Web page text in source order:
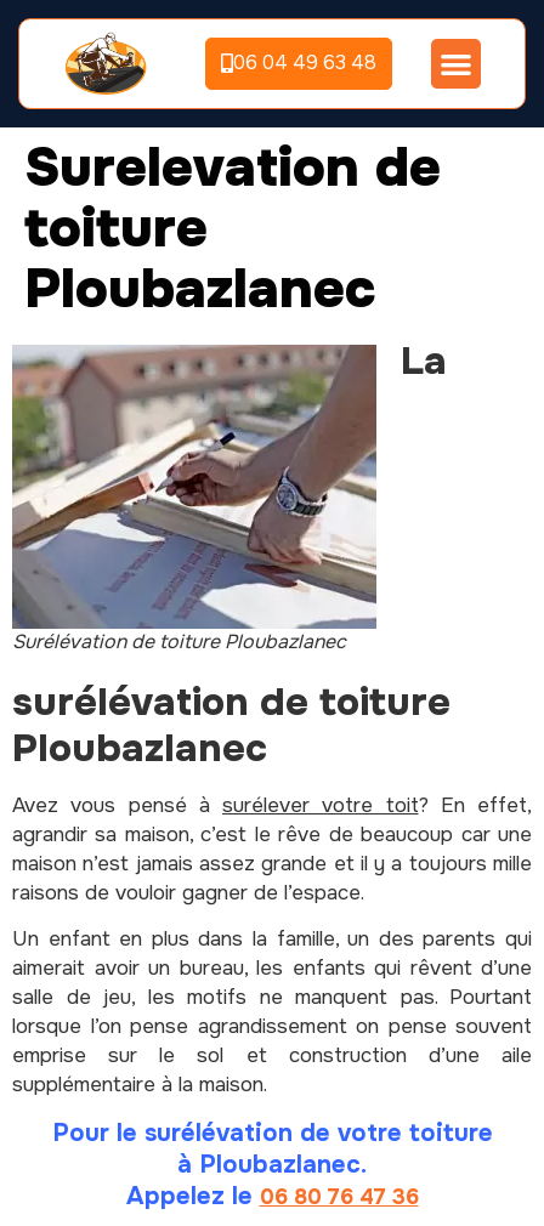
06 04 49 63 48
Surelevation de
toiture
Ploubazlanec
Surélévation de toiture Ploubazlanec
La
surélévation de toiture
Ploubazlanec
Avez vous pensé à surélever votre toit? En effet,
agrandir sa maison, c’est le rêve de beaucoup car une
maison n’est jamais assez grande et il y a toujours mille
raisons de vouloir gagner de l’espace.
Un enfant en plus dans la famille, un des parents qui
aimerait avoir un bureau, les enfants qui rêvent d’une
salle de jeu, les motifs ne manquent pas. Pourtant
lorsque l’on pense agrandissement on pense souvent
emprise sur le sol et construction d’une aile
supplémentaire à la maison.
Pour le surélévation de votre toiture
à Ploubazlanec.
Appelez le 06 80 76 47 36